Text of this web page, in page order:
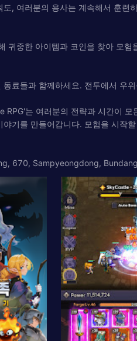
도, 여러분의 용사는 계속해서 훈
귀중한 아이템과 코인을 찾아 모
료들과 함께하세요. 전투에서 우
RPG'는 여러분의 전략과 시간이
기를 만들어갑니다. 모험을 시작
670, Sampyeongdong,